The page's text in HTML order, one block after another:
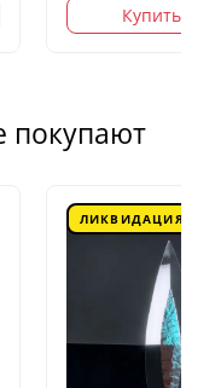
Купить в
покупают
ЛИКВИДАЦИЯ